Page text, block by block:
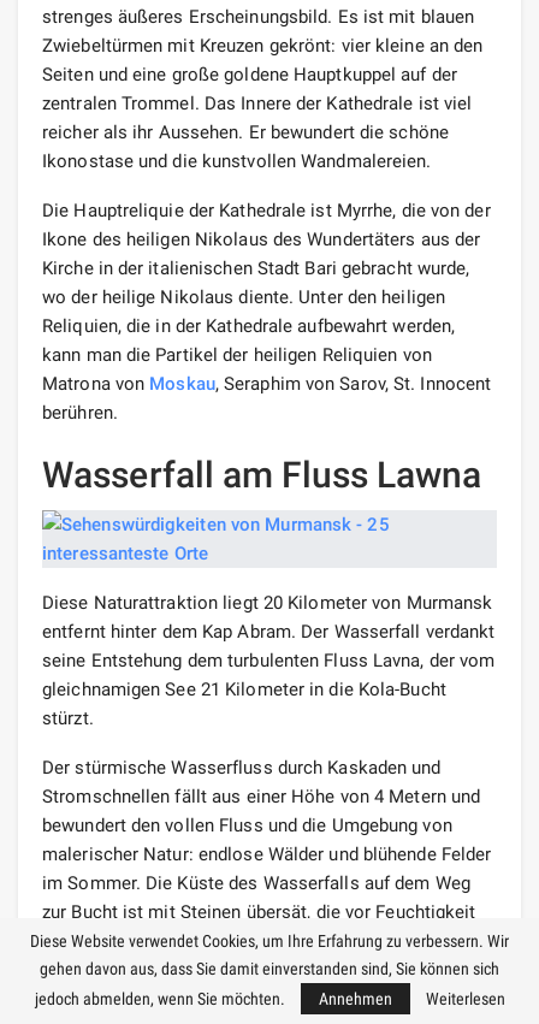
strenges äußeres Erscheinungsbild. Es ist mit blauen
Zwiebeltürmen mit Kreuzen gekrönt: vier kleine an den
Seiten und eine große goldene Hauptkuppel auf der
zentralen Trommel. Das Innere der Kathedrale ist viel
reicher als ihr Aussehen. Er bewundert die schöne
Ikonostase und die kunstvollen Wandmalereien.
Die Hauptreliquie der Kathedrale ist Myrrhe, die von der
Ikone des heiligen Nikolaus des Wundertäters aus der
Kirche in der italienischen Stadt Bari gebracht wurde,
wo der heilige Nikolaus diente. Unter den heiligen
Reliquien, die in der Kathedrale aufbewahrt werden,
kann man die Partikel der heiligen Reliquien von
Matrona von Moskau, Seraphim von Sarov, St. Innocent
berühren.
Wasserfall am Fluss Lawna
Diese Naturattraktion liegt 20 Kilometer von Murmansk
entfernt hinter dem Kap Abram. Der Wasserfall verdankt
seine Entstehung dem turbulenten Fluss Lavna, der vom
gleichnamigen See 21 Kilometer in die Kola-Bucht
stürzt.
Der stürmische Wasserfluss durch Kaskaden und
Stromschnellen fällt aus einer Höhe von 4 Metern und
bewundert den vollen Fluss und die Umgebung von
malerischer Natur: endlose Wälder und blühende Felder
im Sommer. Die Küste des Wasserfalls auf dem Weg
zur Bucht ist mit Steinen übersät, die vor Feuchtigkeit
mit Flechten und Moos bewachsen sind. Touristen
lieben es, in der Nähe der Kaskade Fotos zu machen,
und die Stadtbewohner veranstalten gerne
Diese Website verwendet Cookies, um Ihre Erfahrung zu verbessern. Wir
gehen davon aus, dass Sie damit einverstanden sind, Sie können sich
jedoch abmelden, wenn Sie möchten.
Annehmen Weiterlesen